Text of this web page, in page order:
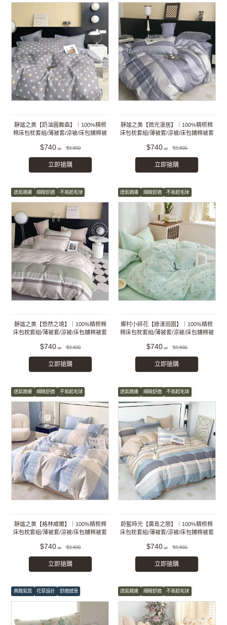
靜謐之美【奶油圓舞曲】｜100%精梳
棉床包枕套組/薄被套/涼被/床包鋪棉被
$740 $3,800
立即搶購
靜謐之美【微光漫居】｜100%精梳棉
床包枕套組/薄被套/涼被/床包鋪棉被套
$740 $3,800
立即搶購
透氣親膚 細緻舒適 不易起毛球
靜謐之美【悠然之境】｜100%精梳棉
床包枕套組/薄被套/涼被/床包鋪棉被套
$740 $3,800
立即搶購
透氣親膚 細緻舒適 不易起毛球
鄉村小碎花【綠漾田園】｜100%精梳
棉床包枕套組/薄被套/涼被/床包鋪棉被
$740 $3,800
立即搶購
透氣親膚 細緻舒適 不易起毛球
靜謐之美【格林威爾】｜100%精梳棉
床包枕套組/薄被套/涼被/床包鋪棉被套
$740 $3,800
立即搶購
透氣親膚 細緻舒適 不易起毛球
蔚藍時光【廣島之戀】｜100%精梳棉
床包枕套組/薄被套/涼被/床包鋪棉被套
$740 $3,800
立即搶購
典雅氣質 花草設計 舒適感受 透氣親膚 細緻舒適 不易起毛球